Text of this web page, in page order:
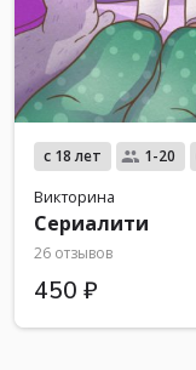
с 18 лет 1-20
Викторина
Сериалити
26 отзывов
450 ₽